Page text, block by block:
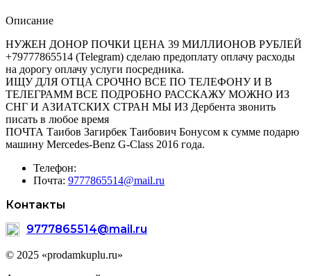
Описание
НУЖЕН ДОНОР ПОЧКИ ЦЕНА 39 МИЛЛИОНОВ РУБЛЕЙ
+79777865514 (Telegram) сделаю предоплату оплачу расходы
на дорогу оплачу услуги посредника.
ИЩУ ДЛЯ ОТЦА СРОЧНО ВСЕ ПО ТЕЛЕФОНУ И В
ТЕЛЕГРАМM ВСЕ ПОДРОБНО РАССКАЖУ МОЖНО ИЗ
СНГ И АЗИАТСКИХ СТРАН МЫ ИЗ Дербента звонить
писать в любое время
ПОЧТА Таибов Загирбек Таибович Бонусом к сумме подарю
машину Mercedes-Benz G-Class 2016 года.
Телефон:
Почта: 9777865514@mail.ru
Контакты
9777865514@mail.ru
© 2025 «prodamkuplu.ru»